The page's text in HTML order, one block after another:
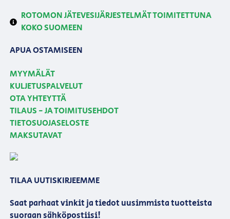
ROTOMON JÄTEVESIJÄRJESTELMÄT TOIMITETTUNA
KOKO SUOMEEN
APUA OSTAMISEEN
MYYMÄLÄT
KULJETUSPALVELUT
OTA YHTEYTTÄ
TILAUS - JA TOIMITUSEHDOT
TIETOSUOJASELOSTE
MAKSUTAVAT
TILAA UUTISKIRJEEMME
Saat parhaat vinkit ja tiedot uusimmista tuotteista
suoraan sähköpostiisi!